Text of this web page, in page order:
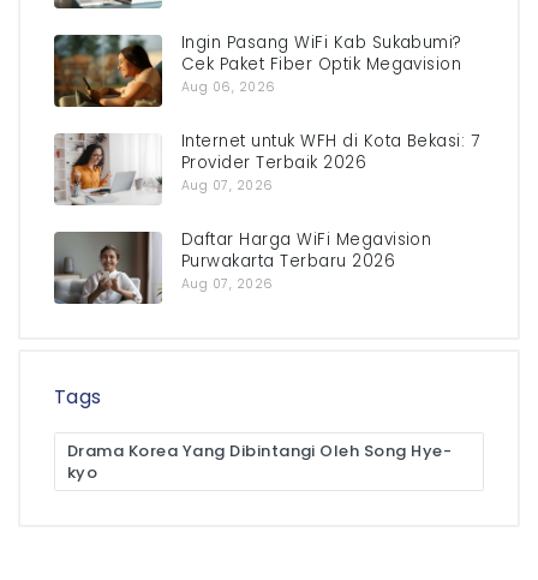
Ingin Pasang WiFi Kab Sukabumi?
Cek Paket Fiber Optik Megavision
Aug 06, 2026
Internet untuk WFH di Kota Bekasi: 7
Provider Terbaik 2026
Aug 07, 2026
Daftar Harga WiFi Megavision
Purwakarta Terbaru 2026
Aug 07, 2026
Tags
Drama Korea Yang Dibintangi Oleh Song Hye-
kyo